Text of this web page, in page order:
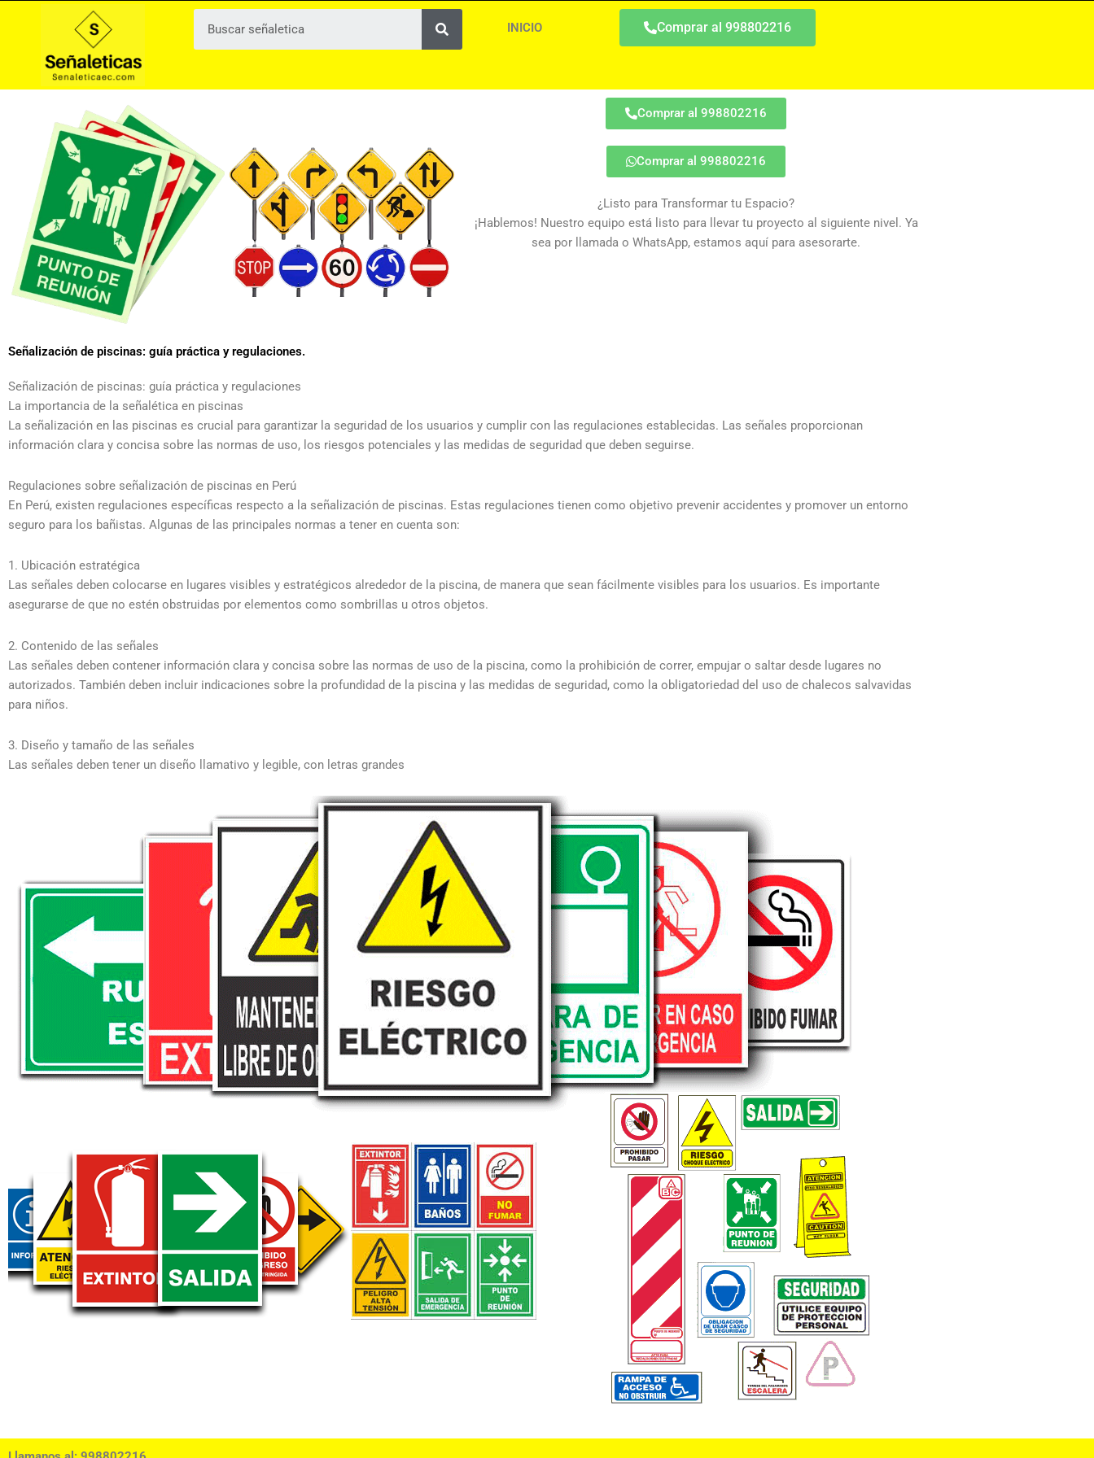
Search
INICIO Comprar al 998802216
Comprar al 998802216
Comprar al 998802216
¿Listo para Transformar tu Espacio?
¡Hablemos! Nuestro equipo está listo para llevar tu proyecto al siguiente nivel. Ya
sea por llamada o WhatsApp, estamos aquí para asesorarte.
Señalización de piscinas: guía práctica y regulaciones.
Señalización de piscinas: guía práctica y regulaciones
La importancia de la señalética en piscinas
La señalización en las piscinas es crucial para garantizar la seguridad de los usuarios y cumplir con las regulaciones establecidas. Las señales proporcionan
información clara y concisa sobre las normas de uso, los riesgos potenciales y las medidas de seguridad que deben seguirse.
Regulaciones sobre señalización de piscinas en Perú
En Perú, existen regulaciones específicas respecto a la señalización de piscinas. Estas regulaciones tienen como objetivo prevenir accidentes y promover un entorno
seguro para los bañistas. Algunas de las principales normas a tener en cuenta son:
1. Ubicación estratégica
Las señales deben colocarse en lugares visibles y estratégicos alrededor de la piscina, de manera que sean fácilmente visibles para los usuarios. Es importante
asegurarse de que no estén obstruidas por elementos como sombrillas u otros objetos.
2. Contenido de las señales
Las señales deben contener información clara y concisa sobre las normas de uso de la piscina, como la prohibición de correr, empujar o saltar desde lugares no
autorizados. También deben incluir indicaciones sobre la profundidad de la piscina y las medidas de seguridad, como la obligatoriedad del uso de chalecos salvavidas
para niños.
3. Diseño y tamaño de las señales
Las señales deben tener un diseño llamativo y legible, con letras grandes